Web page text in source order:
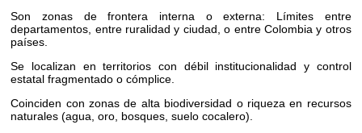
Son zonas de frontera interna o externa: Límites entre
departamentos, entre ruralidad y ciudad, o entre Colombia y otros
países.
Se localizan en territorios con débil institucionalidad y control
estatal fragmentado o cómplice.
Coinciden con zonas de alta biodiversidad o riqueza en recursos
naturales (agua, oro, bosques, suelo cocalero).